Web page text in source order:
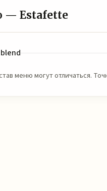
Estafette
меню могут отличаться.